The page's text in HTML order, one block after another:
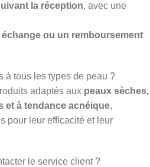
la réception, avec une
échange ou un remboursement
à tous les types de peau ?
adaptés aux peaux sèches,
et à tendance acnéique,
pour leur efficacité et leur
le service client ?